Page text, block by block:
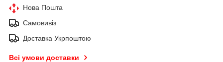
Нова Пошта
Самовивіз
Доставка Укрпоштою
Всі умови доставки